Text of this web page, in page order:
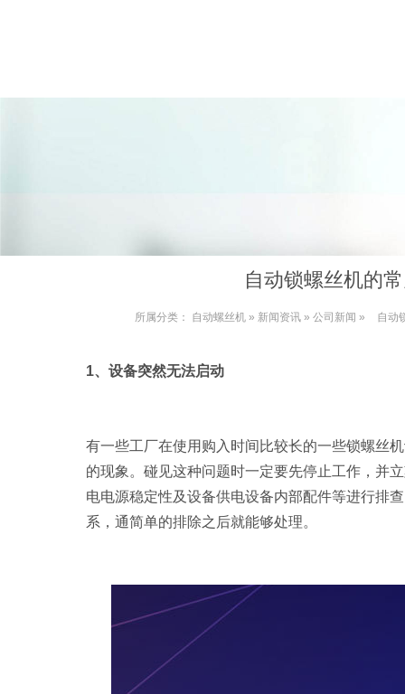
自动锁螺丝机的
所属分类： 自动螺丝机 » 新闻资讯 » 公司新闻 » 自动
1、设备突然无法启动
有一些工厂在使用购入时间比较长的一些锁螺丝
的现象。碰见这种问题时一定要先停止工作，并
电电源稳定性及设备供电设备内部配件等进行排
系，通简单的排除之后就能够处理。